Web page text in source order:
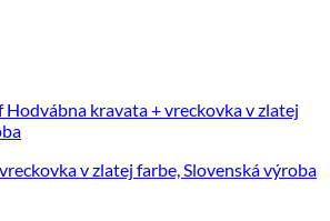
v zlatej farbe, Slovenská výroba